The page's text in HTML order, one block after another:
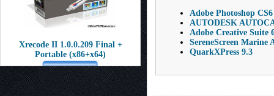
Xrecode II 1.0.0.209 Final +
Portable (x86+x64)
Adobe Photoshop
AUTODESK
Adobe Creative Suite
SereneScreen Marine
QuarkXPress 9.3